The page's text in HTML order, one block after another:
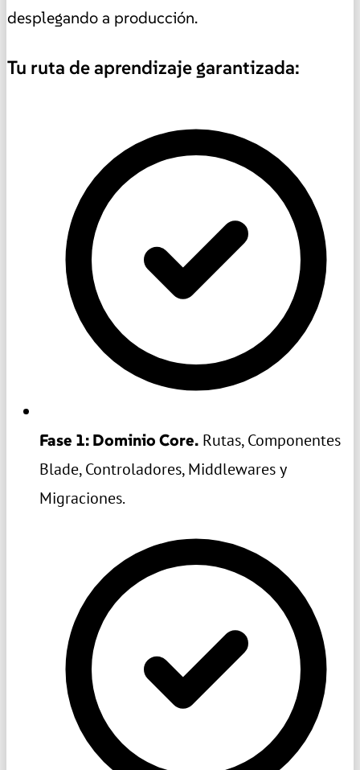
desplegando a producción.
Tu ruta de aprendizaje garantizada:
Fase 1: Dominio Core. Rutas, Componentes
Blade, Controladores, Middlewares y
Migraciones.